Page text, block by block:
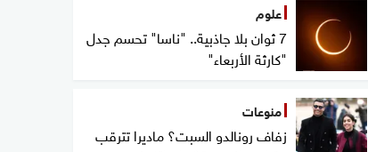
علوم
7 ثوان بلا جاذبية.. "ناسا" تحسم جدل
"كارثة الأربعاء"
منوعات
زفاف رونالدو السبت؟ ماديرا تترقب